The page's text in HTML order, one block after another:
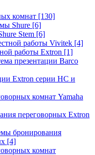
комнат [130]
Shure [6]
Stem [6]
работы Vivitek [4]
работы Extron [1]
презентации Barco
Extron серии HC и
комнат Yamaha
переговорных Extron
бронирования
[4]
комнат